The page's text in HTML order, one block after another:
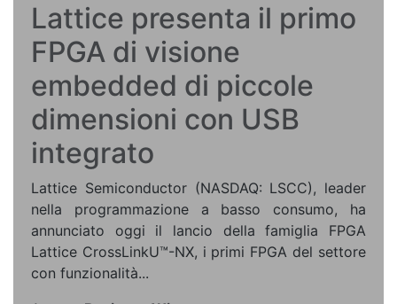
Lattice presenta il primo
FPGA di visione
embedded di piccole
dimensioni con USB
integrato
Lattice Semiconductor (NASDAQ: LSCC), leader
nella programmazione a basso consumo, ha
annunciato oggi il lancio della famiglia FPGA
Lattice CrossLinkU™-NX, i primi FPGA del settore
con funzionalità...